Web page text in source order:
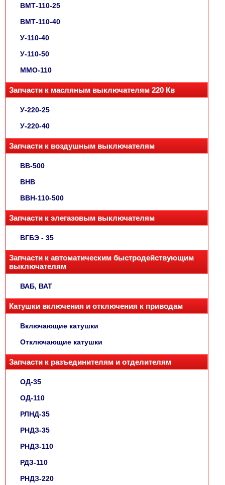
ВМТ-110-25
ВМТ-110-40
У-110-40
У-110-50
ММО-110
Запчасти к масляным выключателям 220 Кв
У-220-25
У-220-40
Запчасти к воздушным выключателям
ВВ-500
ВНВ
ВВН-110-500
Запчасти к элегазовым выключателям
ВГБЭ - 35
Запчасти к автоматическим быстродействующим
выключателям
ВАБ, ВАТ
Катушки включения и отключения к приводам
Включающие катушки
Отключающие катушки
Запчасти к разъединителям и отделителям
ОД-35
ОД-110
РЛНД-35
РНДЗ-35
РНДЗ-110
РДЗ-110
РНДЗ-220